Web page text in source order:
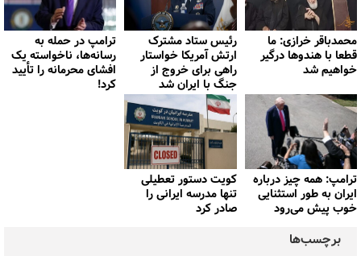
محمدباقر خرازی: ما
قطعا با هندوها درگیر
خواهیم شد
رئیس ستاد مشترک
ارتش آمریکا خواستار
راهی برای خروج از
جنگ با ایران شد
ترامپ در حمله‌ به
رسانه‌ها، ناخواسته یک
افشای محرمانه را تأیید
کرد!
ترامپ: همه چیز درباره
ایران به طور استثنایی
خوب پیش می‌رود
کویت دستور تعطیلی
تنها مدرسه ایرانی را
صادر کرد
برچسب‌ها